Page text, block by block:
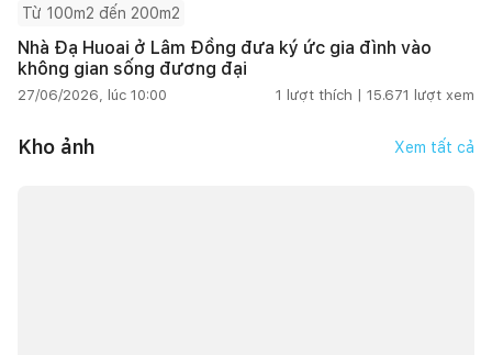
Từ 100m2 đến 200m2
Nhà Đạ Huoai ở Lâm Đồng đưa ký ức gia đình vào
không gian sống đương đại
27/06/2026, lúc 10:00 1 lượt thích | 15.671 lượt xem
Kho ảnh Xem tất cả